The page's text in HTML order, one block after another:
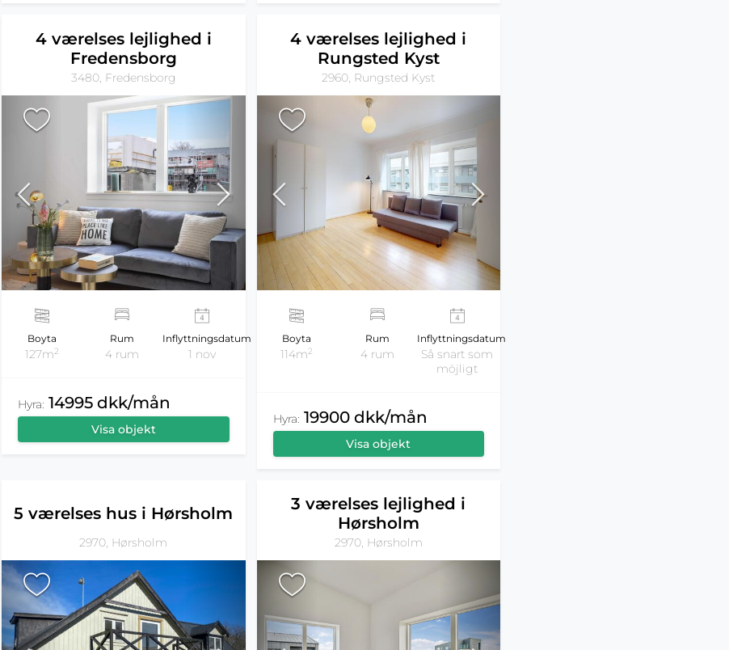
4 værelses lejlighed i
Fredensborg
3480, Fredensborg
Boyta
127m2
Rum
4 rum
Inflyttningsdatum
1 nov
Hyra: 14995 dkk/mån
Visa objekt
4 værelses lejlighed i
Rungsted Kyst
2960, Rungsted Kyst
Boyta
114m2
Rum
4 rum
Inflyttningsdatum
Så snart som
möjligt
Hyra: 19900 dkk/mån
Visa objekt
5 værelses hus i Hørsholm
2970, Hørsholm
3 værelses lejlighed i
Hørsholm
2970, Hørsholm